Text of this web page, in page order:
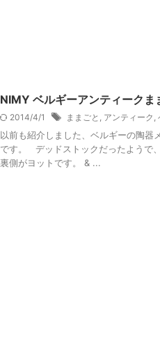
NIMY ベルギーアンティークま
2014/4/1 ままごと アンティーク
以前も紹介しました、ベルギーの陶器
です。 デッドストックだったようで
裏側がヨットです。 & ...